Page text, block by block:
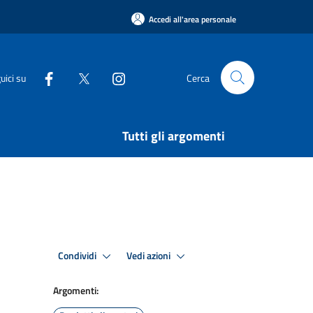
Accedi all'area personale
su Cerca
Tutti gli argomenti
Condividi Vedi azioni
Argomenti: